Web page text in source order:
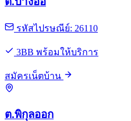
รหัสไปรษณีย์: 26110
3BB พร้อมให้บริการ
สมัครเน็ตบ้าน
ต.พิกุลออก